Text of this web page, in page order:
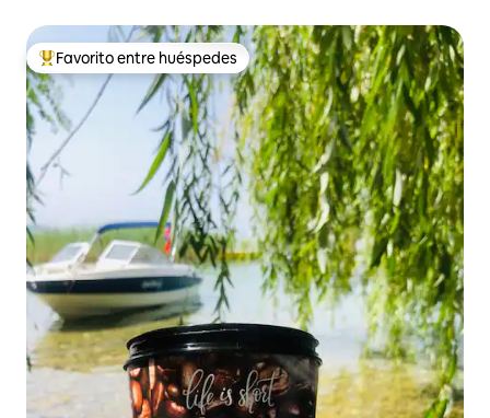
Favorito entre huéspedes preferido
Favorito entre huéspedes